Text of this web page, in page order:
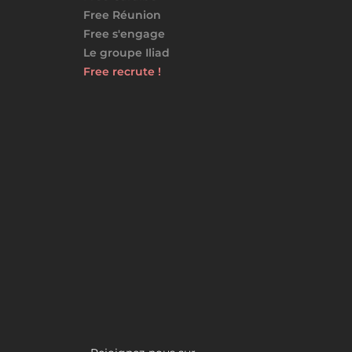
Free Réunion
Free s'engage
Le groupe Iliad
Free recrute !